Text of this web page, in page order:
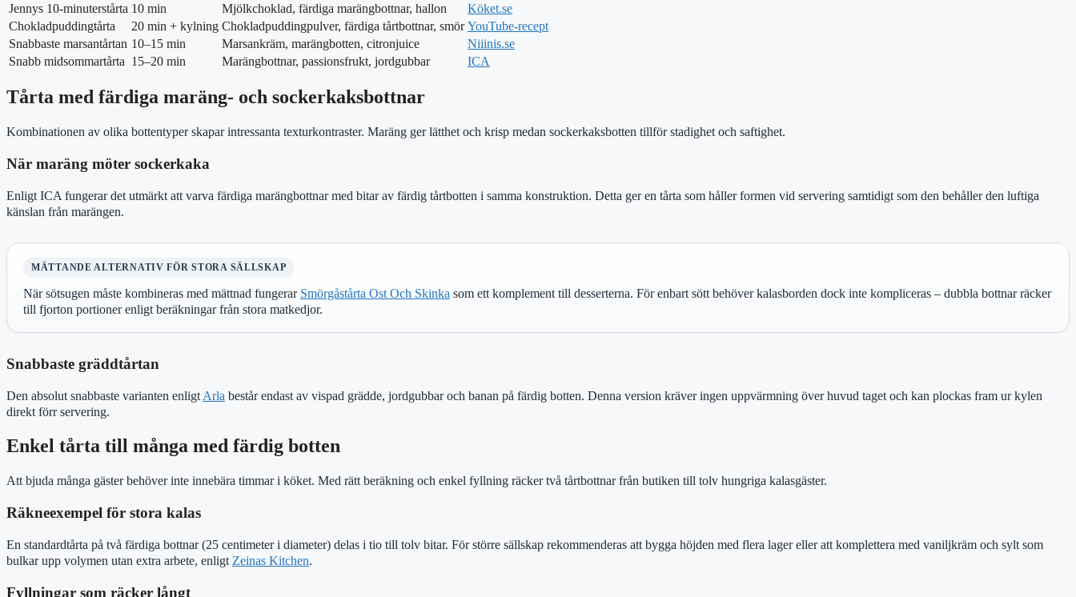
Jennys 10-minuterstårta 10 min Mjölkchoklad, färdiga marängbottnar, hallon
Köket.se
Chokladpuddingtårta
20 min + kylning Chokladpuddingpulver, färdiga tårtbottnar, smör YouTube-recept
Snabbaste marsantårtan 10–15 min Marsankräm, marängbotten, citronjuice
Niiinis.se
Snabb midsommartårta 15–20 min Marängbottnar, passionsfrukt, jordgubbar ICA
Tårta med färdiga maräng- och sockerkaksbottnar
Kombinationen av olika bottentyper skapar intressanta texturkontraster. Maräng ger lätthet och krisp medan sockerkaksbotten tillför stadighet och saftighet.
När maräng möter sockerkaka
Enligt ICA fungerar det utmärkt att varva färdiga marängbottnar med bitar av färdig tårtbotten i samma konstruktion. Detta ger en tårta som håller formen vid servering samtidigt som den behåller den luftiga
känslan från marängen.
MÄTTANDE ALTERNATIV FÖR STORA SÄLLSKAP
När sötsugen måste kombineras med mättnad fungerar Smörgåstårta Ost Och Skinka som ett komplement till desserterna. För enbart sött behöver kalasborden dock inte kompliceras – dubbla bottnar räcker
till fjorton portioner enligt beräkningar från stora matkedjor.
Snabbaste gräddtårtan
Den absolut snabbaste varianten enligt Arla består endast av vispad grädde, jordgubbar och banan på färdig botten. Denna version kräver ingen uppvärmning över huvud taget och kan plockas fram ur kylen
direkt förr servering.
Enkel tårta till många med färdig botten
Att bjuda många gäster behöver inte innebära timmar i köket. Med rätt beräkning och enkel fyllning räcker två tårtbottnar från butiken till tolv hungriga kalasgäster.
Räkneexempel för stora kalas
En standardtårta på två färdiga bottnar (25 centimeter i diameter) delas i tio till tolv bitar. För större sällskap rekommenderas att bygga höjden med flera lager eller att komplettera med vaniljkräm och sylt som
bulkar upp volymen utan extra arbete, enligt Zeinas Kitchen.
Fyllningar som räcker långt